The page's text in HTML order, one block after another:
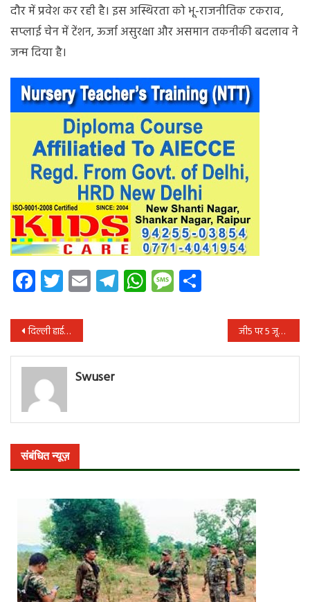
दौर में प्रवेश कर रही है। इस अस्थिरता को भू-राजनीतिक टकराव,
सप्लाई चेन में टेंशन, ऊर्जा असुरक्षा और असमान तकनीकी बदलाव ने
जन्म दिया है।
Facebook
Twitter
EmailTelegram
WhatsApp
Message
पोस्ट
नेविगेशन
दिल्ली हाईकोर्ट ने ‘कॉकरोच जनता पार्टी’ के X अकाउंट को तुरंत बहाल करने से किया मना जी5 पर 5 जून को रिलीज होगी Karisma Kapoor की वेब सीरीज ‘Brown’
Swuser
संबंधित न्यूज़